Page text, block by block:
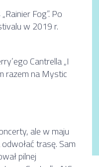
Fog”. Po
w 2019 r.
Cantrella „I
razem na Mystic
ale w maju
trasę. Sam
pilnej